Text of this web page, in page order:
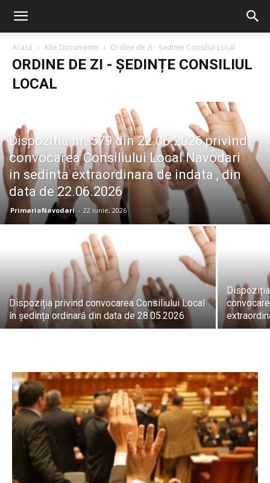
Acasă Alte Documente Ordine de zi - Ședințe Consiliul Local
ORDINE DE ZI - ȘEDINȚE CONSILIUL
LOCAL
Dispozitia nr. 579 din 22.06.2026 privind
convocarea Consiliului Local Navodari
in sedinta extraordinara de indata , din
data de 22.06.2026
PrimariaNavodari - 22 iunie, 2026
Dispoziția privind convocarea Consiliului Local
în ședința ordinară din data de 28.05.2026